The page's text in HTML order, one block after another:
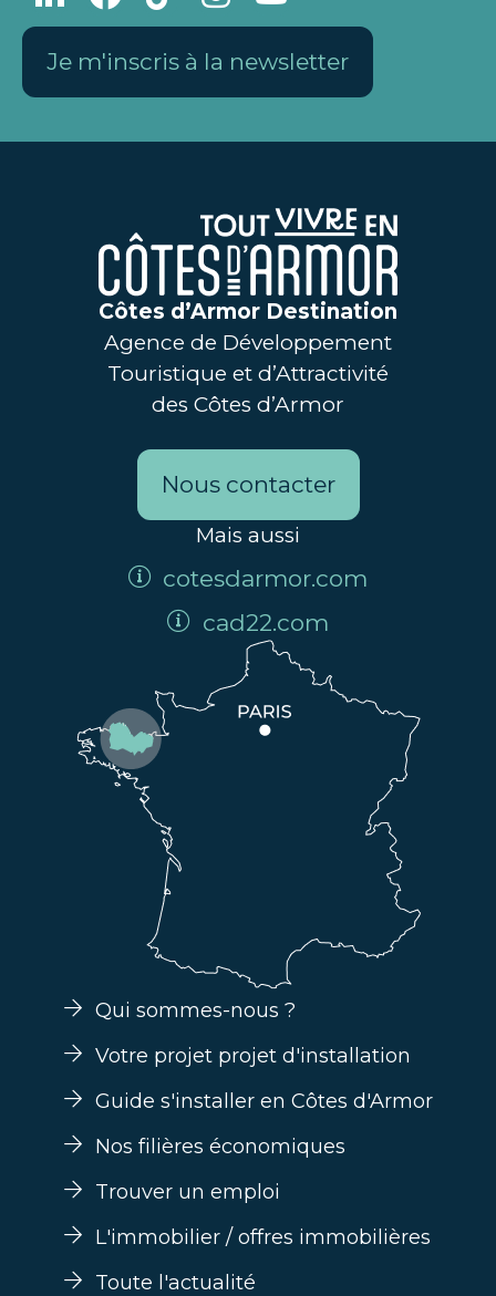
Je m'inscris à la newsletter
Côtes d’Armor Destination
Agence de Développement
Touristique et d’Attractivité
des Côtes d’Armor
Nous contacter
Mais aussi
cotesdarmor.com
cad22.com
Qui sommes-nous ?
Votre projet projet d'installation
Guide s'installer en Côtes d'Armor
Nos filières économiques
Trouver un emploi
L'immobilier / offres immobilières
Toute l'actualité